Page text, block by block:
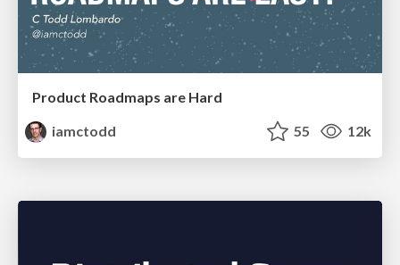
Product Roadmaps are Hard
iamctodd
55 12k